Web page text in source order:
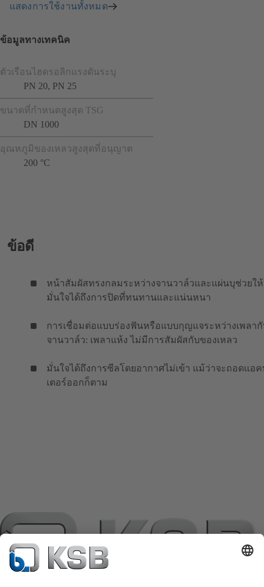
แสดงการใช้งานทั้งหมด
ข้อมูลทางเทคนิค
ตัวเรือนไฮดรอลิกแรงดันระบุ
PN 20, PN 25
ขนาดที่กำหนดสูงสุด TSG
DN 1000
อุณหภูมิของเหลวสูงสุดที่อนุญาต
200 °C
ข้อดี
หน้าสัมผัสทรงกลมระหว่างจานวาล์วและแผ่นบุช่วยให้
มั่นใจได้ถึงการปิดที่ทนทานและแน่นหนา
การเชื่อมต่อแบบร่องฟันหรือแบบกุญแจระหว่างเพลา
จานวาล์ว: เพลาแห้ง ไม่มีการสัมผัสกับของเหลว
มั่นใจได้ถึงการซีลโดยอากาศไม่เข้า แม้ว่าจะถอดแอค
เตอร์ออกก็ตาม